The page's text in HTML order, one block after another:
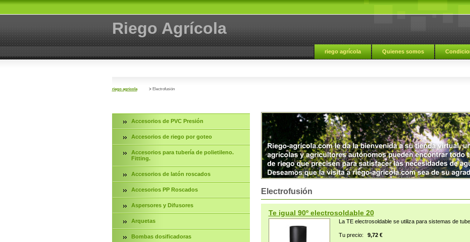
Riego Agrícola
riego agrícola Quienes somos
riego agrícola > Electrofusión
Electrofusión
Te igual 90º electrosoldable 20
La TE electrosoldable se utiliza para sistemas de
Tu precio: 9,72 €
Accesorios de PVC Presión
Accesorios de riego por goteo
Accesorios para tubería de polietileno.
Fitting.
Accesorios de latón roscados
Accesorios PP Roscados
Aspersores y Difusores
Arquetas
Bombas dosificadoras